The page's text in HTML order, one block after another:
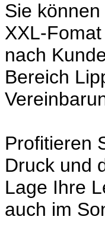
Sie
XXL-Fomat
nach
Bereich
Profitieren
Druck und
Lage Ihre
auch im